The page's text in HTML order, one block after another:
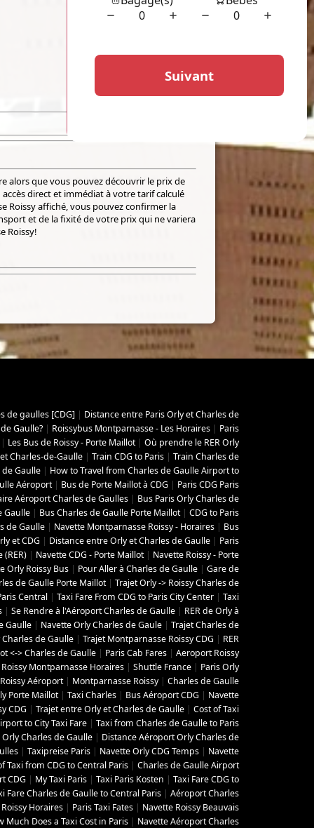
alors que vous pouvez découvrir le prix de
direct et immédiat à votre tarif calculé
Roissy affiché, vous pouvez confirmer la
et de la fixité de votre prix qui ne variera
Roissy!
de gaulles [CDG] | Distance entre Paris Orly et Charles de
Gaulle? | Roissybus Montparnasse - Les Horaires | Paris
Les Bus de Roissy - Porte Maillot| Où prendre le RER Orly
Charles-de-Gaulle | Train CDG to Paris | Train Charles de
de Gaulle | How to Travel from Charles de Gaulle Airport to
Aéroport| Bus de Porte Maillot à CDG | Paris CDG Paris
Aéroport Charles de Gaulles | Bus Paris Orly Charles de
Gaulle | Bus Charles de Gaulle Porte Maillot| CDG to Paris
de Gaulle | Navette Montparnasse Roissy - Horaires | Bus
et CDG | Distance entre Orly et Charles de Gaulle | Paris
(RER) | Navette CDG - Porte Maillot| Navette Roissy - Porte
Orly Roissy Bus | Pour Aller à Charles de Gaulle | Gare de
de Gaulle Porte Maillot| Trajet Orly -> Roissy Charles de
Central | Taxi Fare From CDG to Paris City Center | Taxi
| Se Rendre à l'Aéroport Charles de Gaulle | RER de Orly à
Gaulle | Navette Orly Charles de Gaule | Trajet Charles de
de Gaulle | Trajet Montparnasse Roissy CDG | RER
<-> Charles de Gaulle | Paris Cab Fares | Aeroport Roissy
Montparnasse Horaires | Shuttle France | Paris Orly
Aéroport| Montparnasse Roissy| Charles de Gaulle
Porte Maillot| Taxi Charles | Bus Aéroport CDG | Navette
CDG | Trajet entre Orly et Charles de Gaulle | Cost of Taxi
to City Taxi Fare | Taxi from Charles de Gaulle to Paris
Charles de Gaulle | Distance Aéroport Orly Charles de
| Taxipreise Paris | Navette Orly CDG Temps | Navette
Taxi from CDG to Central Paris | Charles de Gaulle Airport
CDG | My Taxi Paris | Taxi Paris Kosten | Taxi Fare CDG to
Fare Charles de Gaulle to Central Paris | Aéroport Charles
Horaires | Paris Taxi Fates | Navette Roissy Beauvais
Much Does a Taxi Cost in Paris | Navette Aéroport Charles